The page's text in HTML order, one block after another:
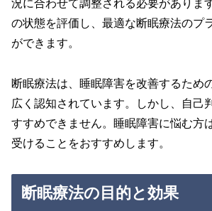
況に合わせて調整される必要がありま
の状態を評価し、最適な断眠療法のプ
ができます。
断眠療法は、睡眠障害を改善するため
広く認知されています。しかし、自己
すすめできません。睡眠障害に悩む方
受けることをおすすめします。
断眠療法の目的と効果